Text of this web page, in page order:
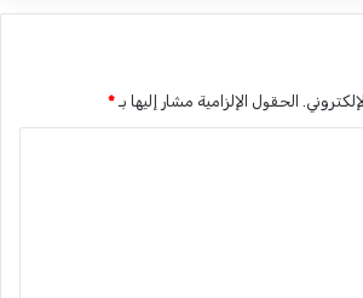
الحقول الإلزامية مشار إليها بـ *